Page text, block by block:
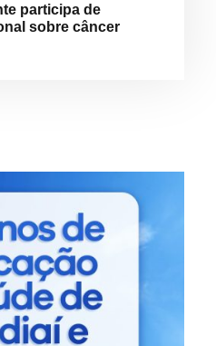
participa de
sobre câncer